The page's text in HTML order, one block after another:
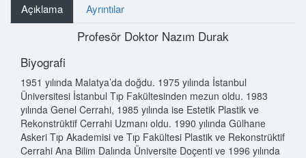
Açıklama Ayrıntılar
Profesör Doktor Nazım Durak
Biyografi
1951 yılında Malatya’da doğdu. 1975 yılında İstanbul
Üniversitesi İstanbul Tıp Fakültesinden mezun oldu. 1983
yılında Genel Cerrahi, 1985 yılında ise Estetik Plastik ve
Rekonstrüktif Cerrahi Uzmanı oldu. 1990 yılında Gülhane
Askeri Tıp Akademisi ve Tıp Fakültesi Plastik ve Rekonstrüktif
Cerrahi Ana Bilim Dalında Üniversite Doçenti ve 1996 yılında